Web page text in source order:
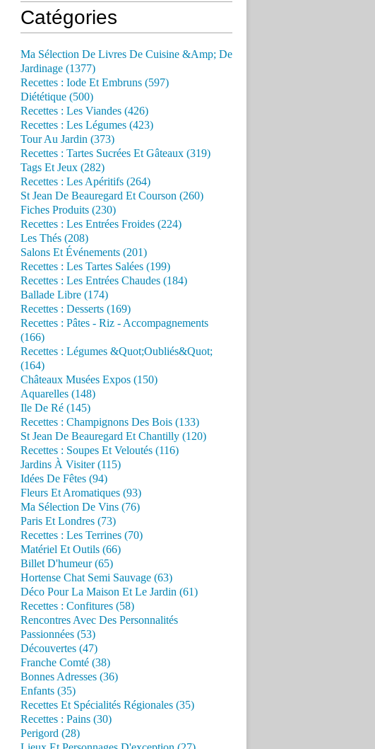
Catégories
Ma Sélection De Livres De Cuisine &Amp; De
Jardinage (1377)
Recettes : Iode Et Embruns (597)
Diététique (500)
Recettes : Les Viandes (426)
Recettes : Les Légumes (423)
Tour Au Jardin (373)
Recettes : Tartes Sucrées Et Gâteaux (319)
Tags Et Jeux (282)
Recettes : Les Apéritifs (264)
St Jean De Beauregard Et Courson (260)
Fiches Produits (230)
Recettes : Les Entrées Froides (224)
Les Thés (208)
Salons Et Événements (201)
Recettes : Les Tartes Salées (199)
Recettes : Les Entrées Chaudes (184)
Ballade Libre (174)
Recettes : Desserts (169)
Recettes : Pâtes - Riz - Accompagnements
(166)
Recettes : Légumes &Quot;Oubliés&Quot;
(164)
Châteaux Musées Expos (150)
Aquarelles (148)
Ile De Ré (145)
Recettes : Champignons Des Bois (133)
St Jean De Beauregard Et Chantilly (120)
Recettes : Soupes Et Veloutés (116)
Jardins À Visiter (115)
Idées De Fêtes (94)
Fleurs Et Aromatiques (93)
Ma Sélection De Vins (76)
Paris Et Londres (73)
Recettes : Les Terrines (70)
Matériel Et Outils (66)
Billet D'humeur (65)
Hortense Chat Semi Sauvage (63)
Déco Pour La Maison Et Le Jardin (61)
Recettes : Confitures (58)
Rencontres Avec Des Personnalités
Passionnées (53)
Découvertes (47)
Franche Comté (38)
Bonnes Adresses (36)
Enfants (35)
Recettes Et Spécialités Régionales (35)
Recettes : Pains (30)
Perigord (28)